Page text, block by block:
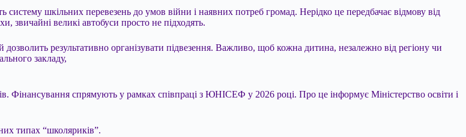
шкільних перевезень до умов війни і наявних потреб громад. Нерідко це передбачає відмову від
звичайні великі автобуси просто не підходять.
дозволить результативно організувати підвезення. Важливо, щоб кожна дитина, незалежно від регіону чи
закладу,
Фінансування спрямують у рамках співпраці з ЮНІСЕФ у 2026 році. Про це інформує Міністерство освіти і
типах “школяриків”.